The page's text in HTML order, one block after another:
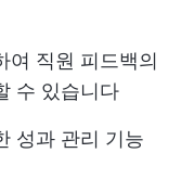
여 직원 피드백의
수 있습니다
성과 관리 기능